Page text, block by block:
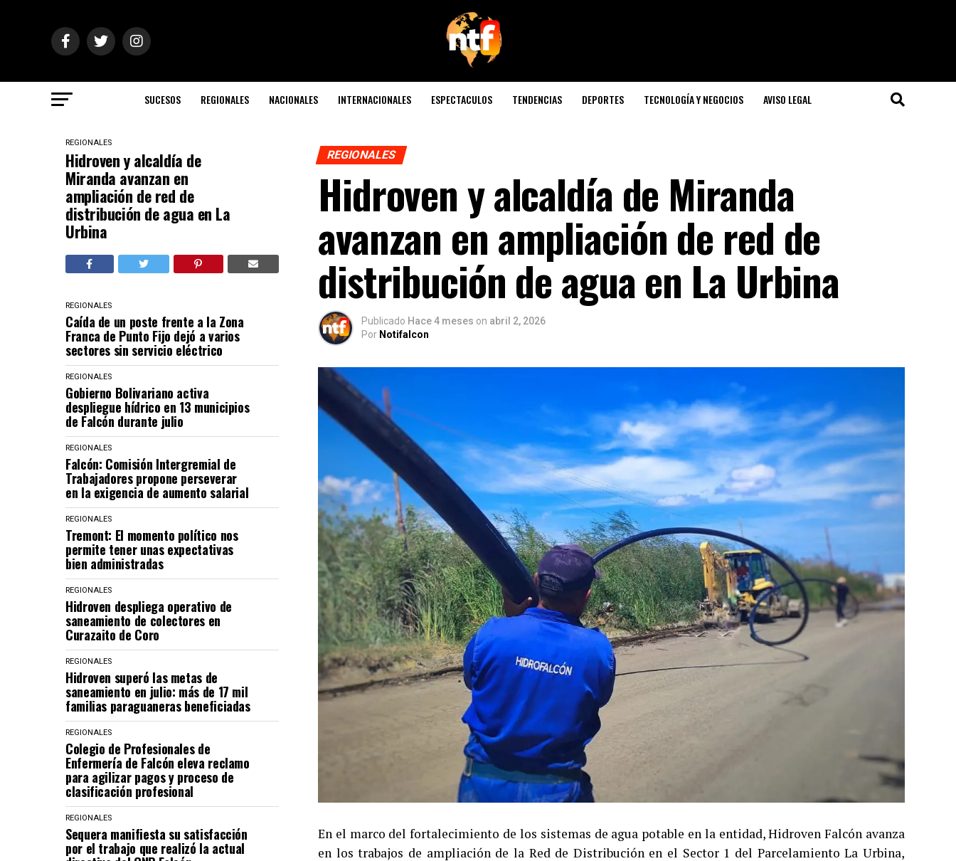
SUCESOS REGIONALES NACIONALES INTERNACIONALES ESPECTACULOS TENDENCIAS DEPORTES TECNOLOGÍA Y NEGOCIOS AVISO LEGAL
REGIONALES
Hidroven y alcaldía de
Miranda avanzan en
ampliación de red de
distribución de agua en La
Urbina
REGIONALES
Caída de un poste frente a la Zona
Franca de Punto Fijo dejó a varios
sectores sin servicio eléctrico
REGIONALES
Gobierno Bolivariano activa
despliegue hídrico en 13 municipios
de Falcón durante julio
REGIONALES
Falcón: Comisión Intergremial de
Trabajadores propone perseverar
en la exigencia de aumento salarial
REGIONALES
Tremont: El momento político nos
permite tener unas expectativas
bien administradas
REGIONALES
Hidroven despliega operativo de
saneamiento de colectores en
Curazaito de Coro
REGIONALES
Hidroven superó las metas de
saneamiento en julio: más de 17 mil
familias paraguaneras beneficiadas
REGIONALES
Colegio de Profesionales de
Enfermería de Falcón eleva reclamo
para agilizar pagos y proceso de
clasificación profesional
REGIONALES
Sequera manifiesta su satisfacción
por el trabajo que realizó la actual
REGIONALES
Hidroven y alcaldía de Miranda
avanzan en ampliación de red de
distribución de agua en La Urbina
Publicado Hace 4 meses on abril 2, 2026
Por Notifalcon
En el marco del fortalecimiento de los sistemas de agua potable en la entidad, Hidroven Falcón avanza
en los trabajos de ampliación de la Red de Distribución en el Sector 1 del Parcelamiento La Urbina,